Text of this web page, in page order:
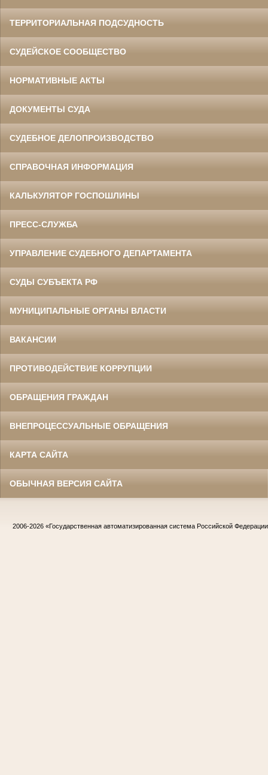
ТЕРРИТОРИАЛЬНАЯ ПОДСУДНОСТЬ
СУДЕЙСКОЕ СООБЩЕСТВО
НОРМАТИВНЫЕ АКТЫ
ДОКУМЕНТЫ СУДА
СУДЕБНОЕ ДЕЛОПРОИЗВОДСТВО
СПРАВОЧНАЯ ИНФОРМАЦИЯ
КАЛЬКУЛЯТОР ГОСПОШЛИНЫ
ПРЕСС-СЛУЖБА
УПРАВЛЕНИЕ СУДЕБНОГО ДЕПАРТАМЕНТА
СУДЫ СУБЪЕКТА РФ
МУНИЦИПАЛЬНЫЕ ОРГАНЫ ВЛАСТИ
ВАКАНСИИ
ПРОТИВОДЕЙСТВИЕ КОРРУПЦИИ
ОБРАЩЕНИЯ ГРАЖДАН
ВНЕПРОЦЕССУАЛЬНЫЕ ОБРАЩЕНИЯ
КАРТА САЙТА
ОБЫЧНАЯ ВЕРСИЯ САЙТА
2006-2026 «Государственная автоматизированная система Российской